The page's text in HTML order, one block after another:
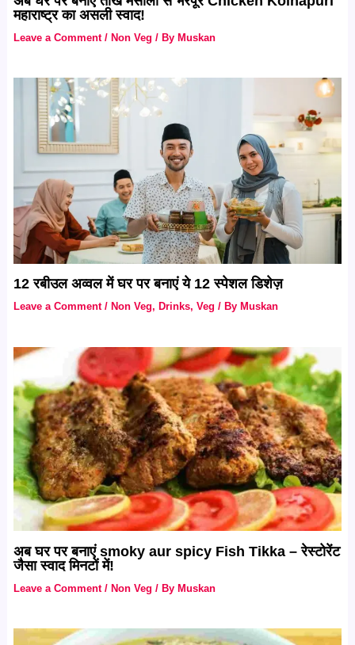
महाराष्ट्र का असली स्वाद!
Leave a Comment / Non Veg / By Muskan
12 रबीउल अव्वल में घर पर बनाएं ये 12 स्पेशल डिशेज़
Leave a Comment / Non Veg, Drinks,Veg / By Muskan
अब घर पर बनाएं smoky aur spicy Fish Tikka – रेस्टोरेंट
जैसा स्वाद मिनटों में!
Leave a Comment /Non Veg / ByMuskan